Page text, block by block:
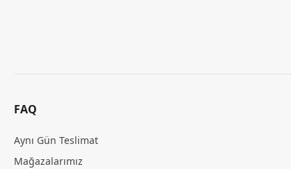
FAQ
Aynı Gün Teslimat
Mağazalarımız